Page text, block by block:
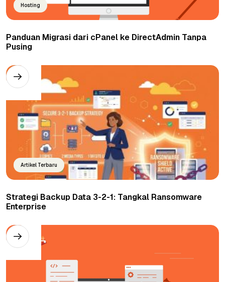
Hosting
Panduan Migrasi dari cPanel ke DirectAdmin Tanpa
Pusing
Artikel Terbaru
Strategi Backup Data 3-2-1: Tangkal Ransomware
Enterprise